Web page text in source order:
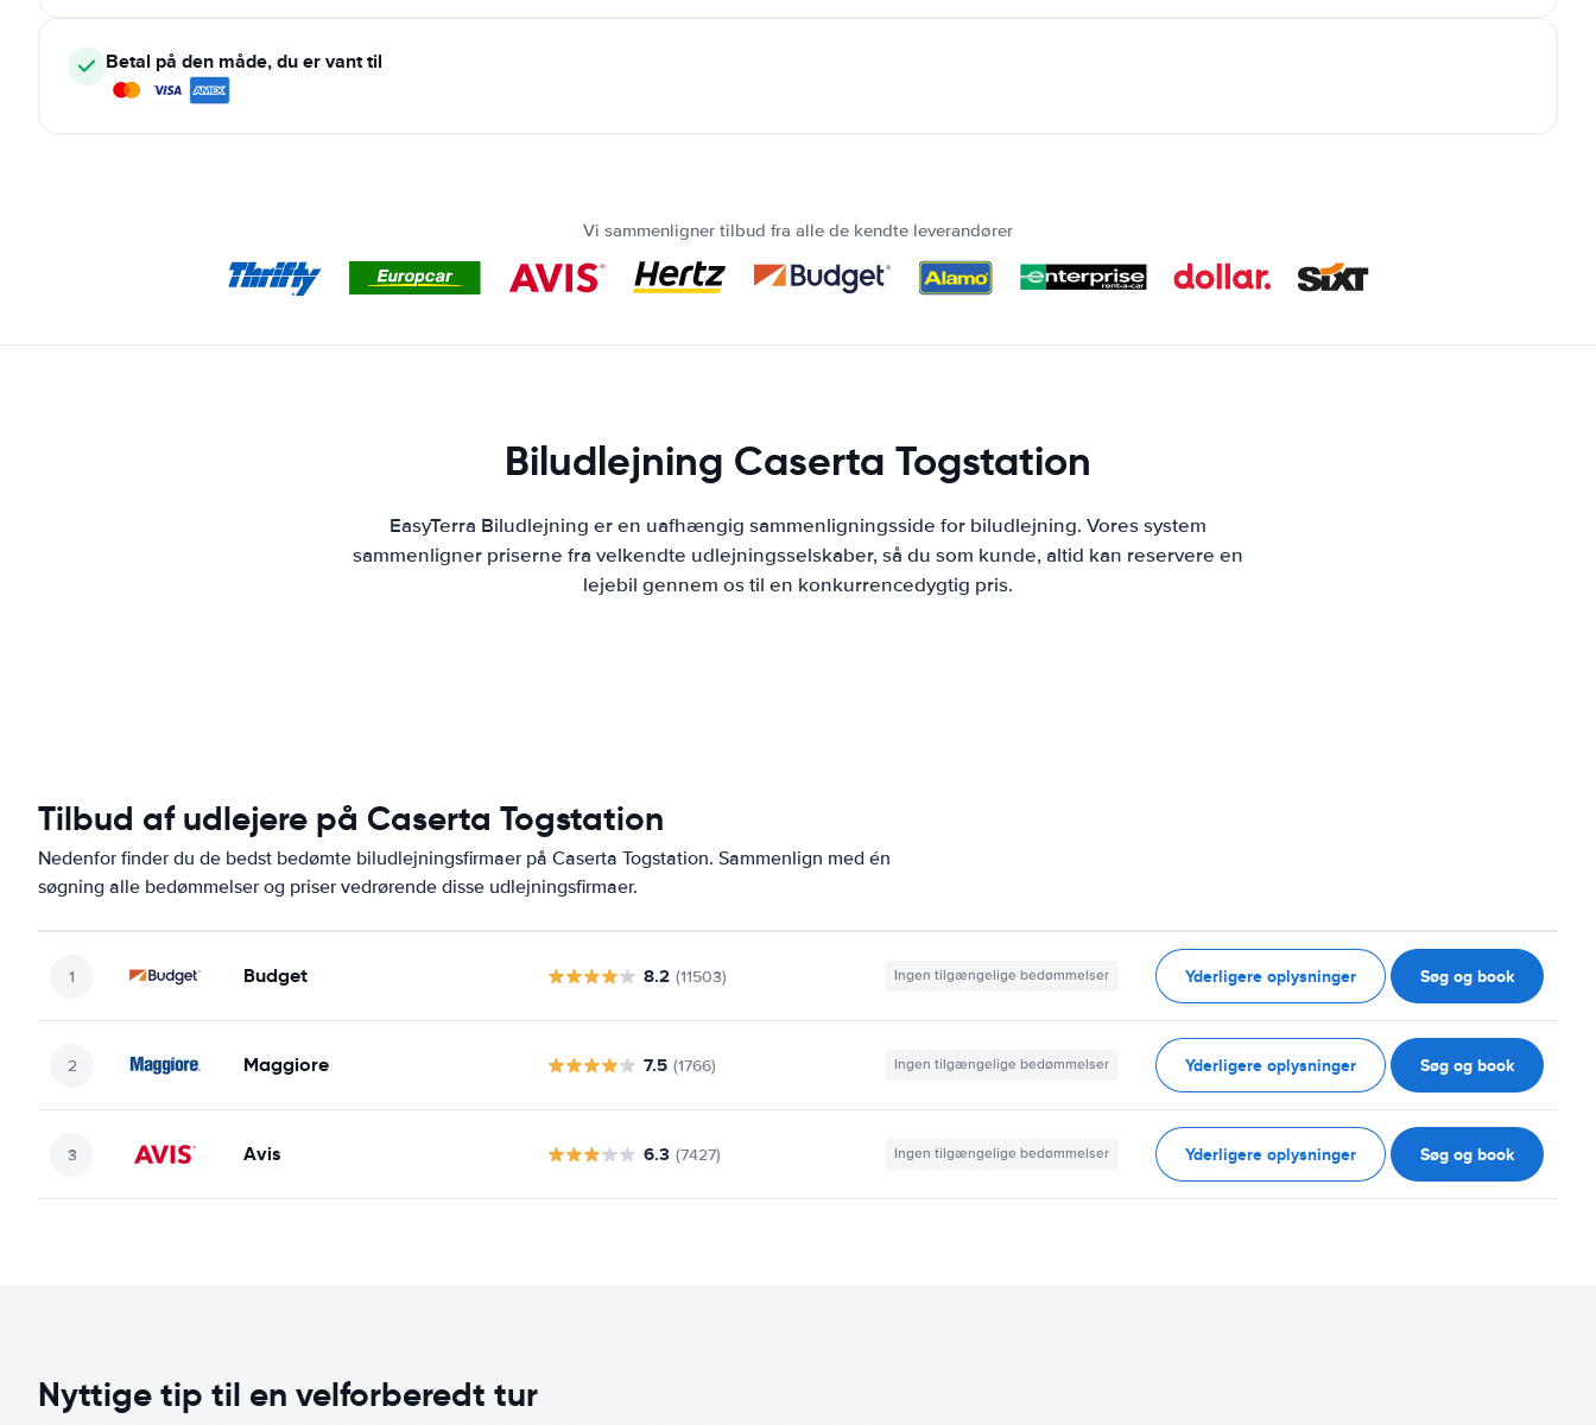
Betal på den måde, du er vant til
Vi sammenligner tilbud fra alle de kendte leverandører
Biludlejning Caserta Togstation
EasyTerra Biludlejning er en uafhængig sammenligningsside for biludlejning. Vores system
sammenligner priserne fra velkendte udlejningsselskaber, så du som kunde, altid kan reservere en
lejebil gennem os til en konkurrencedygtig pris.
Tilbud af udlejere på Caserta Togstation
Nedenfor finder du de bedst bedømte biludlejningsfirmaer på Caserta Togstation. Sammenlign med én
søgning alle bedømmelser og priser vedrørende disse udlejningsfirmaer.
Budget 8.2 (11503) Ingen tilgængelige bedømmelser Yderligere oplysninger Søg og book
Maggiore 7.5 (1766) Ingen tilgængelige bedømmelser Yderligere oplysninger Søg og book
Avis 6.3 (7427) Ingen tilgængelige bedømmelser Yderligere oplysninger Søg og book
Nyttige tip til en velforberedt tur